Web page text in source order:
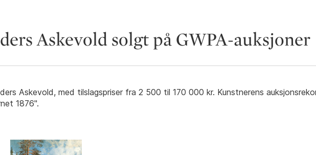
Askevold solgt på GWPA-auksjoner
Askevold, med tilslagspriser fra 2 500 til 170 000 kr. Kunstnerens
1876".